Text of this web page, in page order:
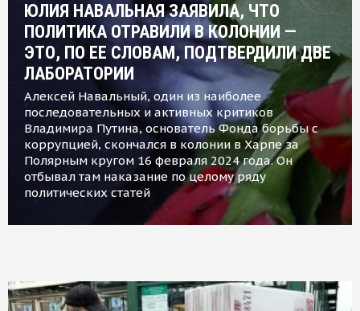
ЮЛИЯ НАВАЛЬНАЯ ЗАЯВИЛА, ЧТО
ПОЛИТИКА ОТРАВИЛИ В КОЛОНИИ —
ЭТО, ПО ЕЕ СЛОВАМ, ПОДТВЕРДИЛИ ДВЕ
ЛАБОРАТОРИИ
Алексей Навальный, один из наиболее
последовательных и активных критиков
Владимира Путина, основатель Фонда борьбы с
коррупцией, скончался в колонии в Харпе за
Полярным кругом 16 февраля 2024 года. Он
отбывал там наказание по целому ряду
политических статей